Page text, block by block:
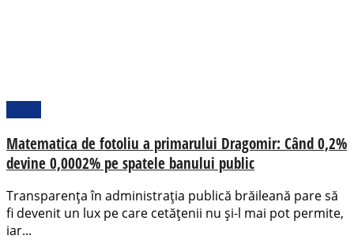
Matematica de fotoliu a primarului Dragomir: Când 0,2%
devine 0,0002% pe spatele banului public
Transparența în administrația publică brăileană pare să
fi devenit un lux pe care cetățenii nu și-l mai pot permite,
iar...